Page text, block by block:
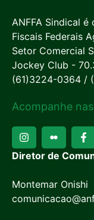
ANFFA Sindical
Fiscais Federais
Setor Comercial
Jockey Club -
(61)3224-0364 /
Acompanhe
Diretor de
Montemar Onishi